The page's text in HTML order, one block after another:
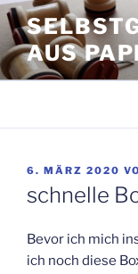
Zum
Inhalt
springen
AUS
6. MÄRZ 2020
schnelle
Bevor ich mich
ich noch diese